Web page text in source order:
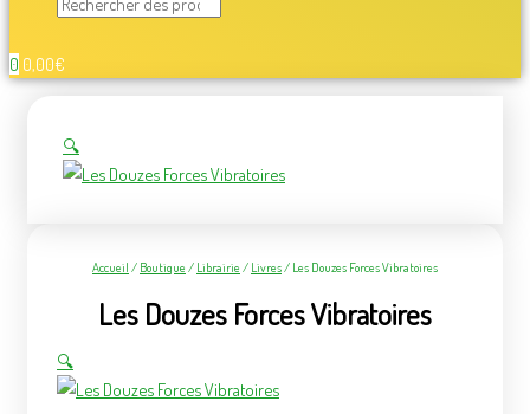
0 0,00€
🔍
Accueil / Boutique / Librairie / Livres/ Les Douzes Forces Vibratoires
Les Douzes Forces Vibratoires
🔍